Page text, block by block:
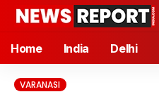
Home India Delhi
VARANASI